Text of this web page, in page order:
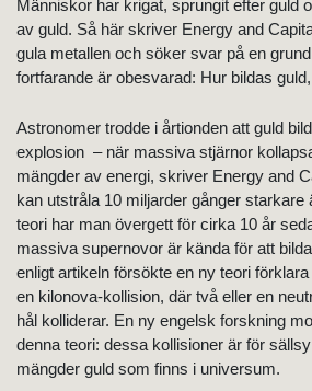
Människor har krigat, sprungit efter guld
av guld. Så här skriver Energy and
gula metallen och söker svar på en
fortfarande är obesvarad: Hur bildas
Astronomer trodde i årtionden att guld
explosion – när massiva stjärnor
mängder av energi, skriver Energy and
kan utstråla 10 miljarder gånger starkare
teori har man övergett för cirka 10 år
massiva supernovor är kända för att
enligt artikeln försökte en ny teori
en kilonova-kollision, där två eller en
hål kolliderar. En ny engelsk forskning
denna teori: dessa kollisioner är för
mängder guld som finns i universum.